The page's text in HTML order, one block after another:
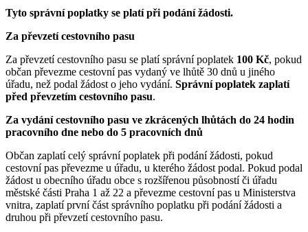
Tyto správní poplatky se platí při podání žádosti.
Za převzetí cestovního pasu
Za převzetí cestovního pasu se platí správní poplatek 100 Kč, pokud
občan převezme cestovní pas vydaný ve lhůtě 30 dnů u jiného
úřadu, než podal žádost o jeho vydání. Správní poplatek zaplatí
před převzetím cestovního pasu.
Za vydání cestovního pasu ve zkrácených lhůtách do 24 hodin
pracovního dne nebo do 5 pracovních dnů
Občan zaplatí celý správní poplatek při podání žádosti, pokud
cestovní pas převezme u úřadu, u kterého žádost podal. Pokud podal
žádost u obecního úřadu obce s rozšířenou působností či úřadu
městské části Praha 1 až 22 a převezme cestovní pas u Ministerstva
vnitra, zaplatí první část správního poplatku při podání žádosti a
druhou při převzetí cestovního pasu.